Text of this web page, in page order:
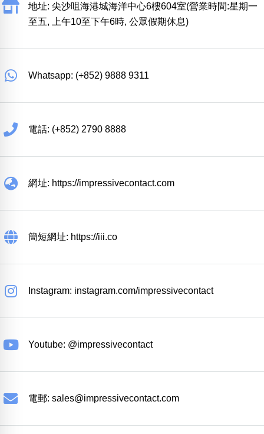
地址: 尖沙咀海港城海洋中心6樓604室(營業時間:星期一
至五, 上午10至下午6時, 公眾假期休息)
Whatsapp: (+852) 9888 9311
電話: (+852) 2790 8888
網址: https://impressivecontact.com
簡短網址: https://iii.co
Instagram: instagram.com/impressivecontact
Youtube: @impressivecontact
電郵: sales@impressivecontact.com